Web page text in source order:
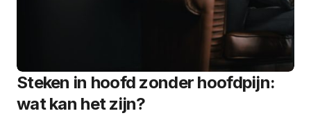
Steken in hoofd zonder hoofdpijn:
wat kan het zijn?